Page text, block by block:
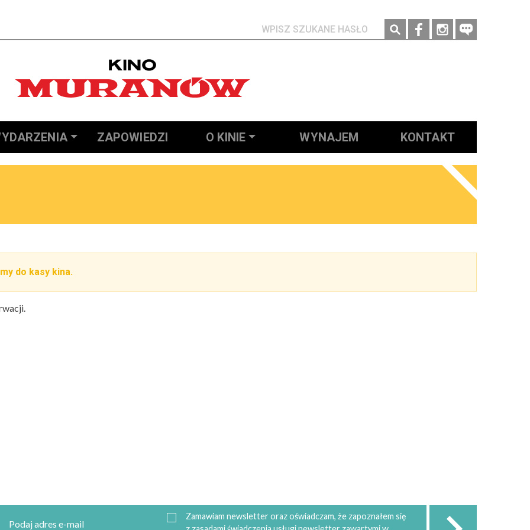
Social media
ZAPOWIEDZI O KINIE WYNAJEM KONTAKT
do kasy kina.
Zamawiam newsletter oraz oświadczam, że zapoznałem się